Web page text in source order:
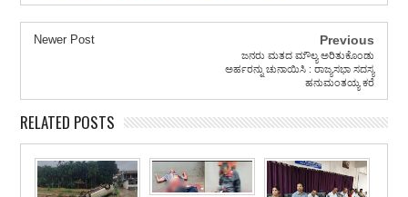
Newer Post Previous
ಜನರು ಮತದ ಮೌಲ್ಯ ಅರಿತುಕೊಂಡು
ಅರ್ಹರನ್ನು ಚುನಾಯಿಸಿ : ರಾಜ್ಯಸಭಾ ಸದಸ್ಯ
ಹನುಮಂತಯ್ಯ ಕರೆ
RELATED POSTS